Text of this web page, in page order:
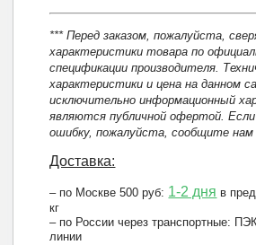
*** Перед заказом, пожалуйста,
характеристики товара по
спецификации производителя.
характеристики и цена на данном
исключительно информационный
являются публичной офертой.
ошибку, пожалуйста, сообщите нам
Доставка:
– по Москве 500 руб: 1-2 дня в
кг
– по России через транспортные:
линии